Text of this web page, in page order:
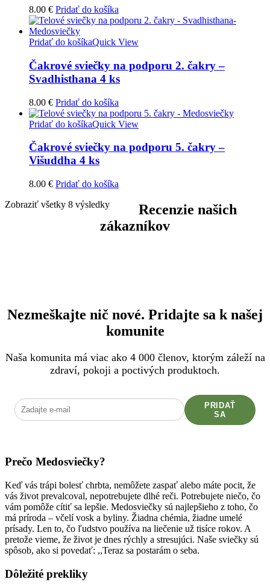
8.00 € Pridať do košíka
Pridať do košíkaQuick View
Čakrové sviečky na podporu 2. čakry –
Svadhisthana 4 ks
8.00 € Pridať do košíka
Pridať do košíkaQuick View
Čakrové sviečky na podporu 5. čakry –
Višuddha 4 ks
8.00 € Pridať do košíka
Zobraziť všetky 8 výsledky
Recenzie našich
zákazníkov
Nezmeškajte nič nové. Pridajte sa k našej
komunite
Naša komunita má viac ako 4 000 členov, ktorým záleží na
zdraví, pokoji a poctivých produktoch.
PRIDAŤ
SA
Prečo Medosviečky?
Keď vás trápi bolesť chrbta, nemôžete zaspať alebo máte pocit, že
vás život prevalcoval, nepotrebujete dlhé reči. Potrebujete niečo, čo
vám pomôže cítiť sa lepšie. Medosviečky sú najlepšieho z toho, čo
má príroda – včelí vosk a byliny. Žiadna chémia, žiadne umelé
prísady. Len to, čo ľudstvo používa na liečenie už tisíce rokov. A
pretože vieme, že život je dnes rýchly a stresujúci. Naše sviečky sú
spôsob, ako si povedať: ,,Teraz sa postarám o seba.
Dôležité prekliky